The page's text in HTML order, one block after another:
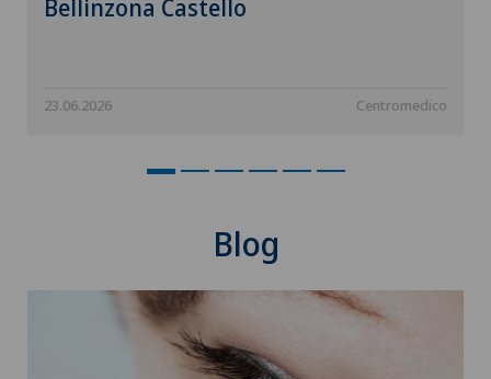
Cardiologia interventistica
Bellinzona Castello
23.06.2026 Centromedico
Blog